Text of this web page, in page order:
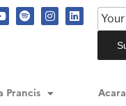
Prancis Acara